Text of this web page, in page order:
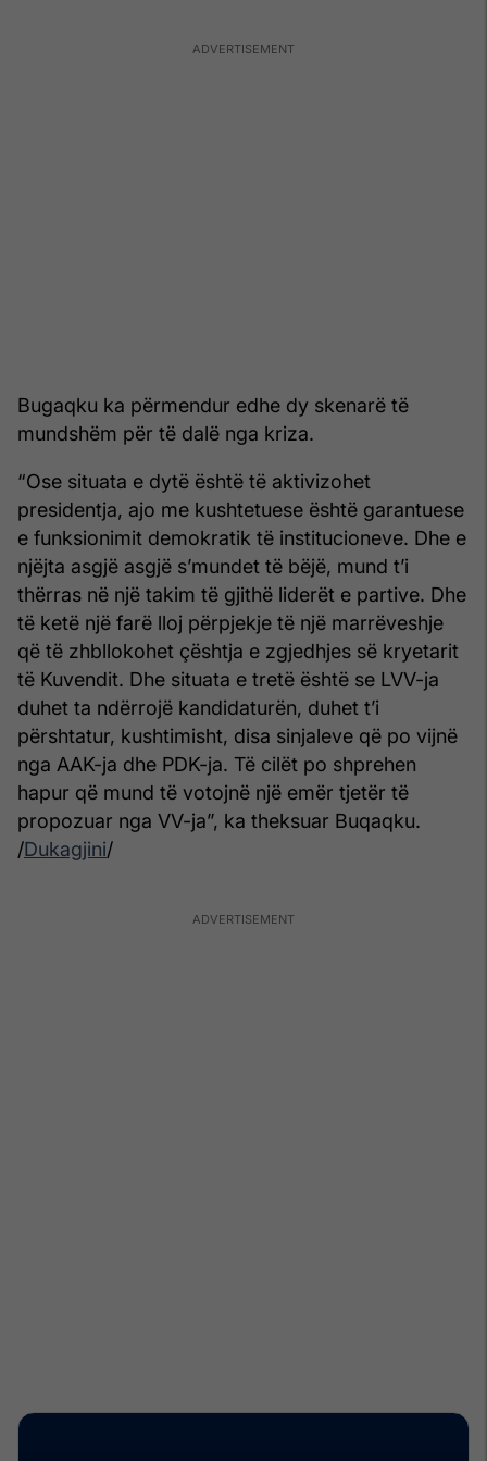
Bugaqku ka përmendur edhe dy skenarë të
mundshëm për të dalë nga kriza.
“Ose situata e dytë është të aktivizohet
presidentja, ajo me kushtetuese është garantuese
e funksionimit demokratik të institucioneve. Dhe e
njëjta asgjë asgjë s’mundet të bëjë, mund t’i
thërras në një takim të gjithë liderët e partive. Dhe
të ketë një farë lloj përpjekje të një marrëveshje
që të zhbllokohet çështja e zgjedhjes së kryetarit
të Kuvendit. Dhe situata e tretë është se LVV-ja
duhet ta ndërrojë kandidaturën, duhet t’i
përshtatur, kushtimisht, disa sinjaleve që po vijnë
nga AAK-ja dhe PDK-ja. Të cilët po shprehen
hapur që mund të votojnë një emër tjetër të
propozuar nga VV-ja”, ka theksuar Buqaqku.
/Dukagjini/